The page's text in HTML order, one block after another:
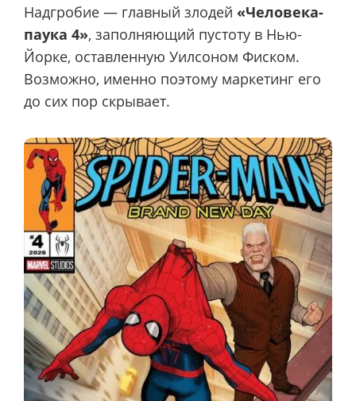
Надгробие — главный злодей «Человека-
паука 4», заполняющий пустоту в Нью-
Йорке, оставленную Уилсоном Фиском.
Возможно, именно поэтому маркетинг его
до сих пор скрывает.